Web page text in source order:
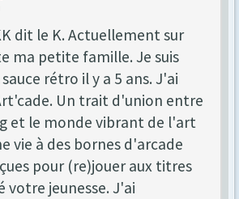
dit le K. Actuellement sur
ma petite famille. Je suis
rétro il y a 5 ans. J'ai
Un trait d'union entre
et le monde vibrant de l'art
vie à des bornes d'arcade
pour (re)jouer aux titres
votre jeunesse. J'ai